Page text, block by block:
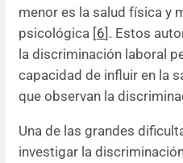
menor es la salud física y
psicológica [6]. Estos
la discriminación laboral
capacidad de influir en la
que observan la
Una de las grandes
investigar la